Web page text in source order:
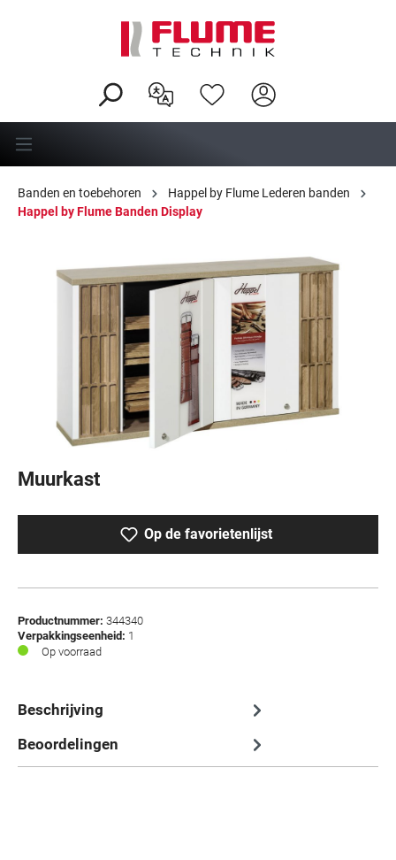
Banden en toebehoren
Happel by Flume Lederen banden
Happel by Flume Banden Display
Muurkast
Op de favorietenlijst
Productnummer: 344340
Verpakkingseenheid: 1
Op voorraad
Beschrijving
Beoordelingen